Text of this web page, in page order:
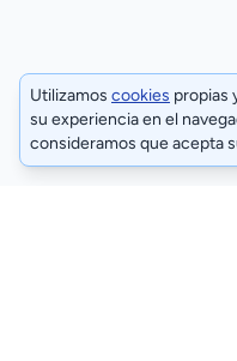
Utilizamos cookies propias
su experiencia en el
consideramos que acepta